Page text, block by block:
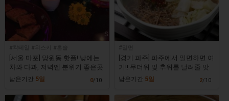
#칵테일 #위스키 #혼술
[서울 마포] 망원동 핫플! 낮에는
차와 다과, 저녁엔 분위기 좋은곳
에서 전통주, 칵테일, 위스키까
남은기간 5일 0/10
[경기 파주] 파주에서 밀면하면 여
기!! 무더위 및 추위를 날려줄 맛
집! [해운대가야밀면 금촌직영점]
남은기간 5일 2/10